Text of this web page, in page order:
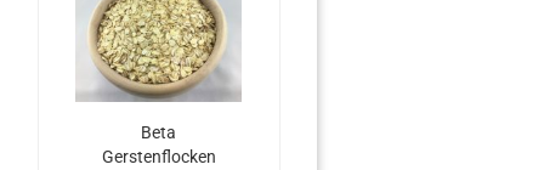
Beta
Gerstenflocken